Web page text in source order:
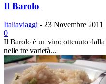
Il Barolo
Italiaviaggi - 23 Novembre 2011
0
Il Barolo è un vino ottenuto
nelle tre varietà...